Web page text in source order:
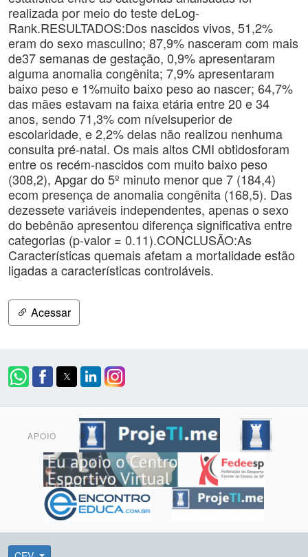
realizada por meio do teste deLog-
Rank.RESULTADOS:Dos nascidos vivos, 51,2%
eram do sexo masculino; 87,9% nasceram com mais
de37 semanas de gestação, 0,9% apresentaram
alguma anomalia congênita; 7,9% apresentaram
baixo peso e 1%muito baixo peso ao nascer; 64,7%
das mães estavam na faixa etária entre 20 e 34
anos, sendo 71,3% com nívelsuperior de
escolaridade, e 2,2% delas não realizou nenhuma
consulta pré-natal. Os mais altos CMI obtidosforam
entre os recém-nascidos com muito baixo peso
(308,2), Apgar do 5º minuto menor que 7 (184,4)
ecom presença de anomalia congênita (168,5). Das
dezessete variáveis independentes, apenas o sexo
do bebênão apresentou diferença significativa entre
categorias (p-valor = 0.11).CONCLUSÃO:As
Características quemais afetam a mortalidade estão
ligadas a características controláveis.
Acessar
APOIO